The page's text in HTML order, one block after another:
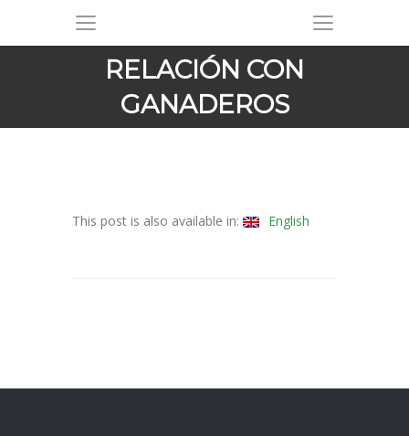
RELACIÓN CON
GANADEROS
This post is also available in: English